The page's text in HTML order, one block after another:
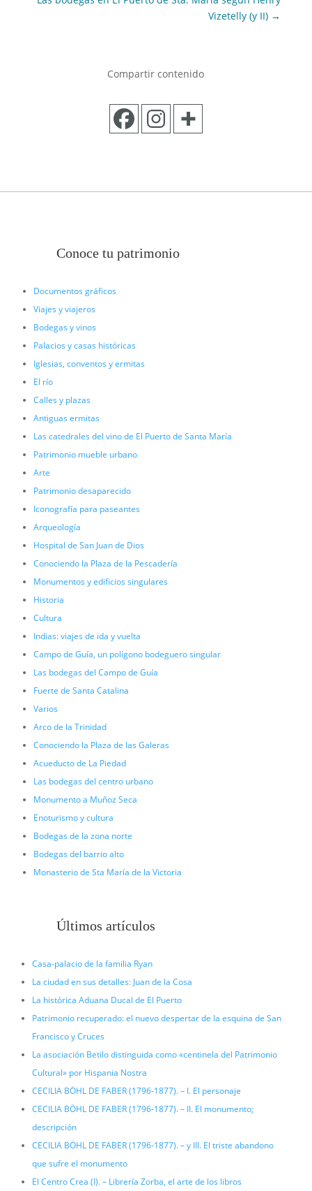
Vizetelly (y II) →
Compartir contenido
Conoce tu patrimonio
Documentos gráficos
Viajes y viajeros
Bodegas y vinos
Palacios y casas históricas
Iglesias, conventos y ermitas
El río
Calles y plazas
Antiguas ermitas
Las catedrales del vino de El Puerto de Santa María
Patrimonio mueble urbano
Arte
Patrimonio desaparecido
Iconografía para paseantes
Arqueología
Hospital de San Juan de Dios
Conociendo la Plaza de la Pescadería
Monumentos y edificios singulares
Historia
Cultura
Indias: viajes de ida y vuelta
Campo de Guía, un polígono bodeguero singular
Las bodegas del Campo de Guía
Fuerte de Santa Catalina
Varios
Arco de la Trinidad
Conociendo la Plaza de las Galeras
Acueducto de La Piedad
Las bodegas del centro urbano
Monumento a Muñoz Seca
Enoturismo y cultura
Bodegas de la zona norte
Bodegas del barrio alto
Monasterio de Sta María de la Victoria
Últimos artículos
Casa-palacio de la familia Ryan
La ciudad en sus detalles: Juan de la Cosa
La histórica Aduana Ducal de El Puerto
Patrimonio recuperado: el nuevo despertar de la esquina de San
Francisco y Cruces
La asociación Betilo distinguida como «centinela del Patrimonio
Cultural» por Hispania Nostra
CECILIA BÖHL DE FABER (1796-1877). – I. El personaje
CECILIA BÖHL DE FABER (1796-1877). – II. El monumento;
descripción
CECILIA BÖHL DE FABER (1796-1877). – y III. El triste abandono
que sufre el monumento
El Centro Crea (I). – Librería Zorba, el arte de los libros